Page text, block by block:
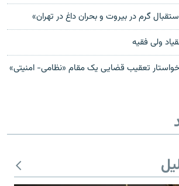
گرم در بيروت و بحران داغ در تهران»
ولی فقيه
تعقیب قضایی یک مقام «نظامی- امنیتی»